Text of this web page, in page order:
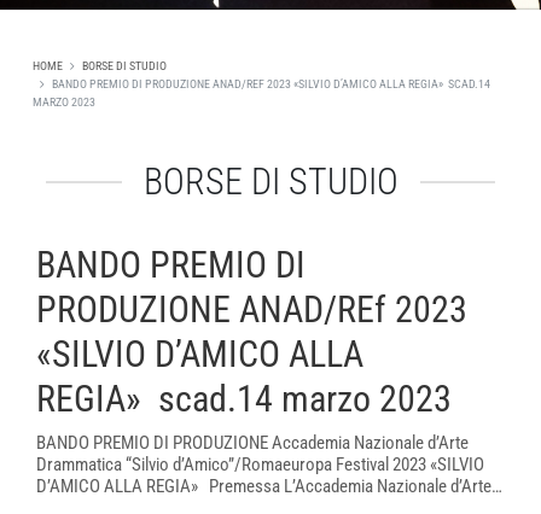
HOME
BORSE DI STUDIO
BANDO PREMIO DI PRODUZIONE ANAD/REF 2023 «SILVIO D’AMICO ALLA REGIA» SCAD.14
MARZO 2023
BORSE DI STUDIO
BANDO PREMIO DI
PRODUZIONE ANAD/REf 2023
«SILVIO D’AMICO ALLA
REGIA» scad.14 marzo 2023
BANDO PREMIO DI PRODUZIONE Accademia Nazionale d’Arte
Drammatica “Silvio d’Amico”/Romaeuropa Festival 2023 «SILVIO
D’AMICO ALLA REGIA» Premessa L’Accademia Nazionale d’Arte…